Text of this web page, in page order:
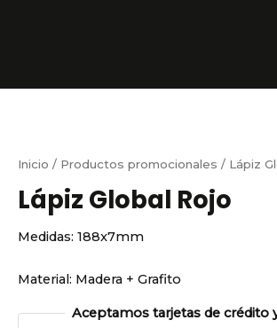
Inicio / Productos promocionales / Lápiz
Lápiz Global Rojo
Medidas: 188x7mm
Material: Madera + Grafito
Aceptamos tarjetas de crédito